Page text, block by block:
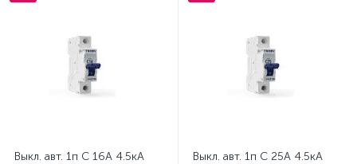
Выкл. авт. 1п C 16А 4.5кА
Выкл. авт. 1п C 25А 4.5кА